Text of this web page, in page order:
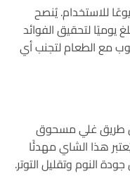
للاستخدام. يُنصح
جرعات تتراوح بين 300 إلى 500 ملغ يوميًا لتحقيق الفوائد
مع الطعام لتجنب أي
طريق غلي مسحوق
10-15 دقيقة. يُعتبر هذا الشاي مهدئًا
النوم وتقليل التوتر.